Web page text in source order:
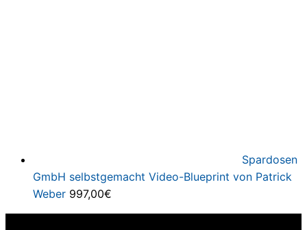
Spardosen
GmbH selbstgemacht Video-Blueprint von Patrick
Weber 997,00€